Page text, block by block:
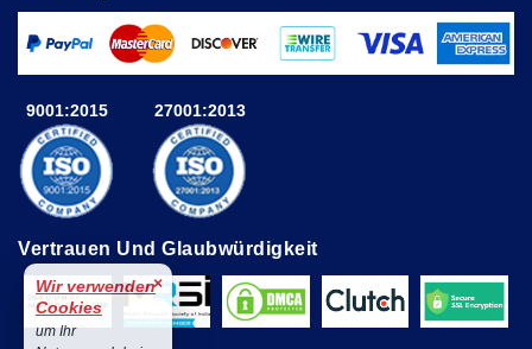
9001:2015 27001:2013
Vertrauen Und Glaubwürdigkeit
Wir verwenden
Cookies
×
um Ihr